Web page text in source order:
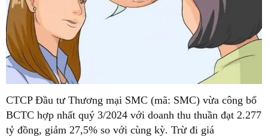
CTCP Đầu tư Thương mại SMC (mã: SMC) vừa công bố
BCTC hợp nhất quý 3/2024 với doanh thu thuần đạt 2.277
tỷ đồng, giảm 27,5% so với cùng kỳ. Trừ đi giá